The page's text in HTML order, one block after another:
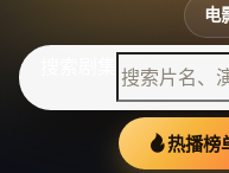
电
热播榜